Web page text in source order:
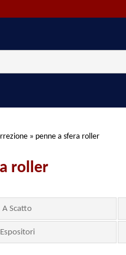
» penne a sfera roller
roller
A Scatto
Espositori